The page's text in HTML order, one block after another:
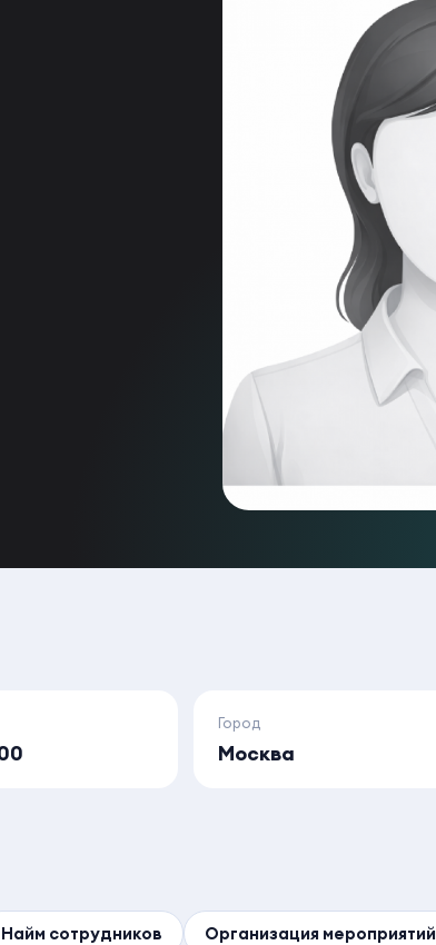
Город
Москва
Найм сотрудников Организация мероприятий